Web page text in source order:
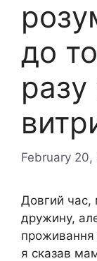
до
February 20,
Довгий
дружину,
проживання
я сказав